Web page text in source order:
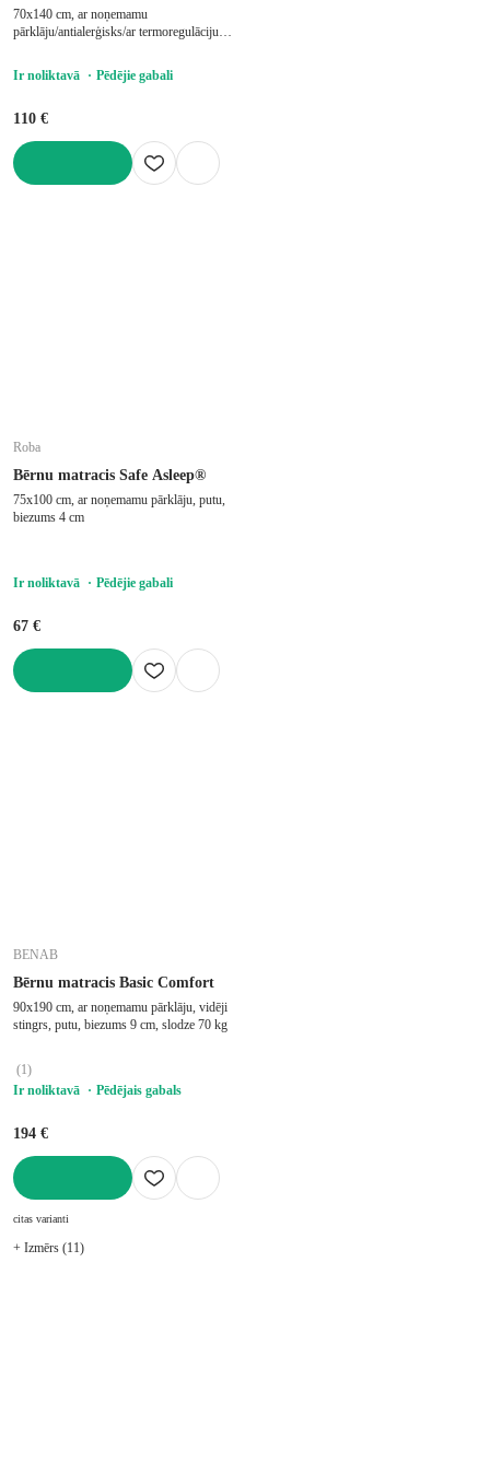
70x140 cm, ar noņemamu
pārklāju/antialerģisks/ar termoregulāciju,
Ir noliktavā Pēdējie gabali
110 €
Roba
Bērnu matracis Safe Asleep®
75x100 cm, ar noņemamu pārklāju, putu,
biezums 4 cm
Ir noliktavā Pēdējie gabali
67 €
BENAB
Bērnu matracis Basic Comfort
90x190 cm, ar noņemamu pārklāju, vidēji
stingrs, putu, biezums 9 cm, slodze 70 kg
(1)
Ir noliktavā
Pēdējais gabals
194 €
citas varianti
+ Izmērs (11)